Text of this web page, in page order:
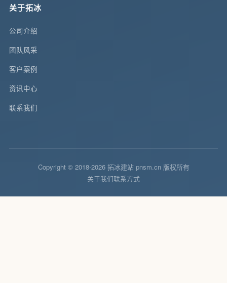
关于拓冰
公司介绍
团队风采
客户案例
资讯中心
联系我们
Copyright © 2018-2026 拓冰建站 pnsm.cn 版权所有
关于我们联系方式